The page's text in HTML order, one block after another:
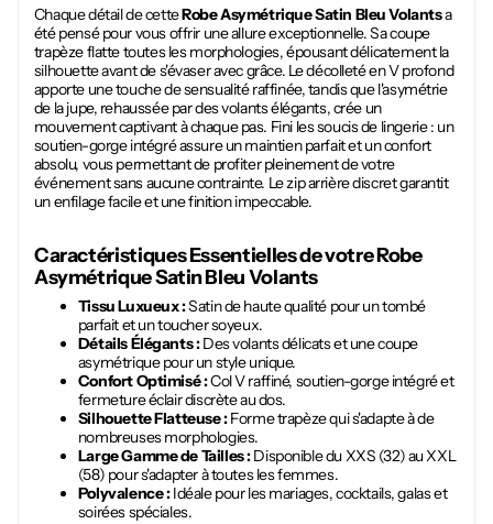
Chaque détail de cetteRobe Asymétrique Satin Bleu Volantsa
été pensé pour vous offrir une allure exceptionnelle. Sa coupe
trapèze flatte toutes les morphologies, épousant délicatement la
silhouette avant de s'évaser avec grâce. Le décolleté en V profond
apporte une touche de sensualité raffinée, tandis que l'asymétrie
de la jupe, rehaussée par des volants élégants, crée un
mouvement captivant à chaque pas. Fini les soucis de lingerie : un
soutien-gorge intégré assure un maintien parfait et un confort
absolu, vous permettant de profiter pleinement de votre
événement sans aucune contrainte. Le zip arrière discret garantit
un enfilage facile et une finition impeccable.
Caractéristiques Essentielles de votreRobe
Asymétrique Satin Bleu Volants
Tissu Luxueux :Satin de haute qualité pour un tombé
parfait et un toucher soyeux.
Détails Élégants :Des volants délicats et une coupe
asymétrique pour un style unique.
Confort Optimisé :Col V raffiné, soutien-gorge intégré et
fermeture éclair discrète au dos.
Silhouette Flatteuse :Forme trapèze qui s'adapte à de
nombreuses morphologies.
Large Gamme de Tailles :Disponible du XXS (32) au XXL
(58) pour s'adapter à toutes les femmes.
Polyvalence :Idéale pour les mariages, cocktails, galas et
soirées spéciales.